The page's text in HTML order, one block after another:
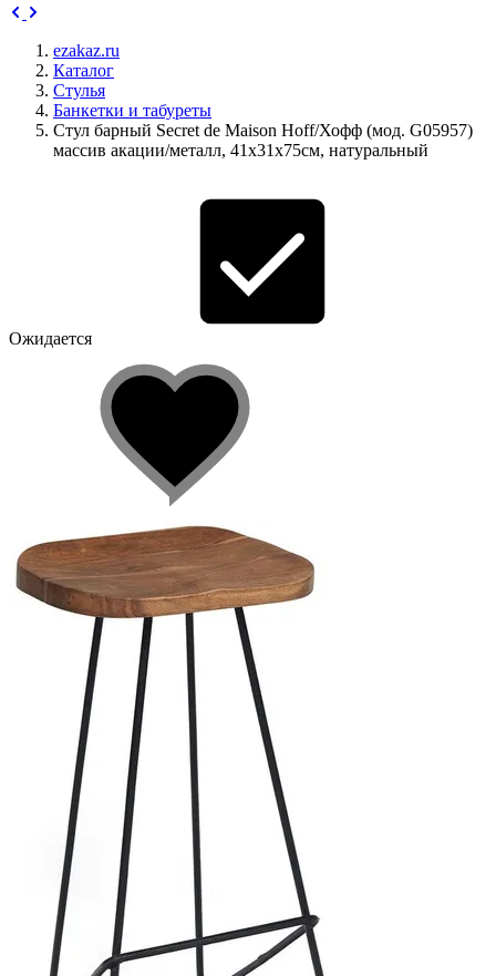
ezakaz.ru
Каталог
Стулья
Банкетки и табуреты
Стул барный Secret de Maison Hoff/Хофф (мод. G05957)
массив акации/металл, 41х31х75см, натуральный
Ожидается